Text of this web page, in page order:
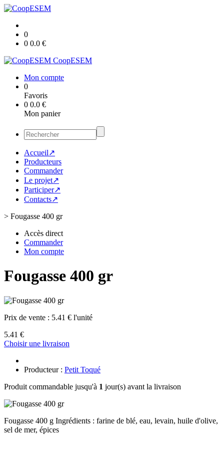
0
0 0.0 €
CoopESEM
Mon compte
0
Favoris
0 0.0 €
Mon panier
Accueil↗
Producteurs
Commander
Le projet↗
Participer↗
Contacts↗
> Fougasse 400 gr
Accès direct
Commander
Mon compte
Fougasse 400 gr
Prix de vente : 5.41 € l'unité
5.41 €
Choisir une livraison
Producteur : Petit Toqué
Produit commandable jusqu'à 1 jour(s) avant la livraison
Fougasse 400 g Ingrédients : farine de blé, eau, levain, huile d'olive,
sel de mer, épices